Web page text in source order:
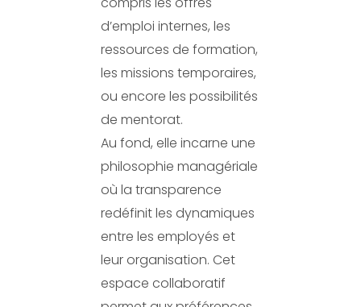
d’emploi internes, les
ressources de formation,
les missions temporaires,
ou encore les possibilités
de mentorat.
Au fond, elle incarne une
philosophie managériale
où la transparence
redéfinit les dynamiques
entre les employés et
leur organisation. Cet
espace collaboratif